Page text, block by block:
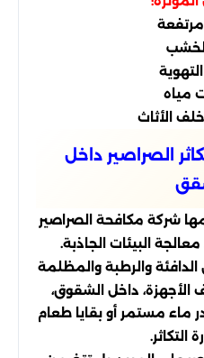
مياه
خلف الأثاث
الصراصير داخل
شركة مكافحة الصراصير
البيئات الجاذبة.
الدافئة والرطبة والمظلمة
داخل الشقوق،
مستمر أو بقايا طعام
التكاثر.